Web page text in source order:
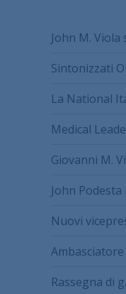
John M. Viola
Sintonizzati
La National
Medical
Giovanni M.
John
Nuovi
Rassegna di